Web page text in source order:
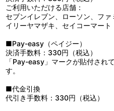
ご利用いただける店舗：
セブンイレブン、ローソン、フ
イリーヤマザキ、セイコーマート
■Pay-easy（ペイジー）
決済手数料：330円（税込）
「Pay-easy」マークが貼付され
す。
■代金引換
代引き手数料：330円（税込）